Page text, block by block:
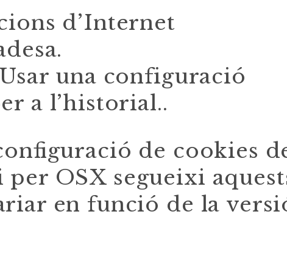
d’Internet
una configuració
a l’historial..
de cookies
per OSX segueixi
en funció de la